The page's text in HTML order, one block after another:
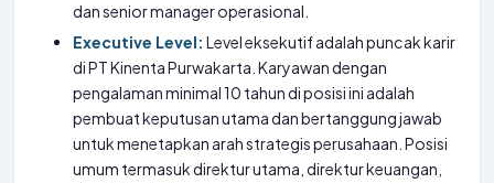
dan senior manager operasional.
Executive Level: Level eksekutif adalah puncak karir
di PT Kinenta Purwakarta. Karyawan dengan
pengalaman minimal 10 tahun di posisi ini adalah
pembuat keputusan utama dan bertanggung jawab
untuk menetapkan arah strategis perusahaan. Posisi
umum termasuk direktur utama, direktur keuangan,